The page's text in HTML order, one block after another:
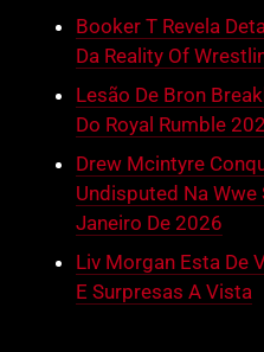
Booker T Revela
Da Reality Of
Lesão De Bron
Do Royal Rumble
Drew Mcintyre
Undisputed Na
Janeiro De 2026
Liv Morgan Esta De
E Surpresas A Vista